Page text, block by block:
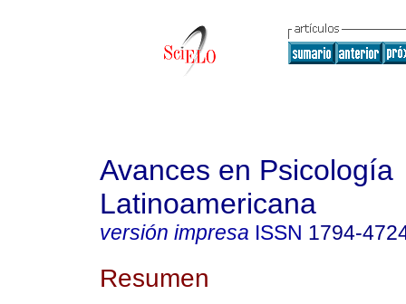
Avances en Psicología
Latinoamericana
versión impresa ISSN 1794-
Resumen